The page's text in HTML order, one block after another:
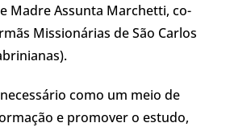
Madre Assunta Marchetti, co-
Missionárias de São Carlos
como um meio de
e promover o estudo,